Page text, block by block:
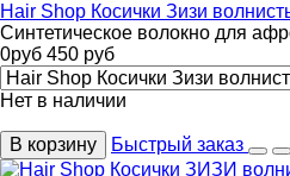
Hair Shop Косички Зизи
Синтетическое волокно для
0руб 450 руб
Нет в наличии
В корзину Быстрый заказ